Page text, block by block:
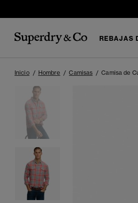
REBAJAS
Inicio Hombre Camisas Camisa de